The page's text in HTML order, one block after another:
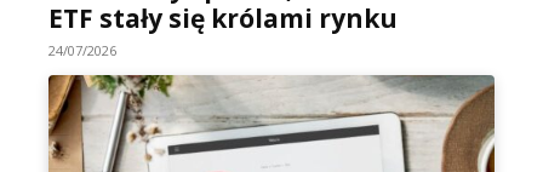
ETF stały się królami rynku
24/07/2026